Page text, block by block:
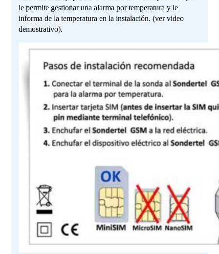
le permite gestionar una alarma por temperatura y le
informa de la temperatura en la instalación. (ver video
demostrativo).